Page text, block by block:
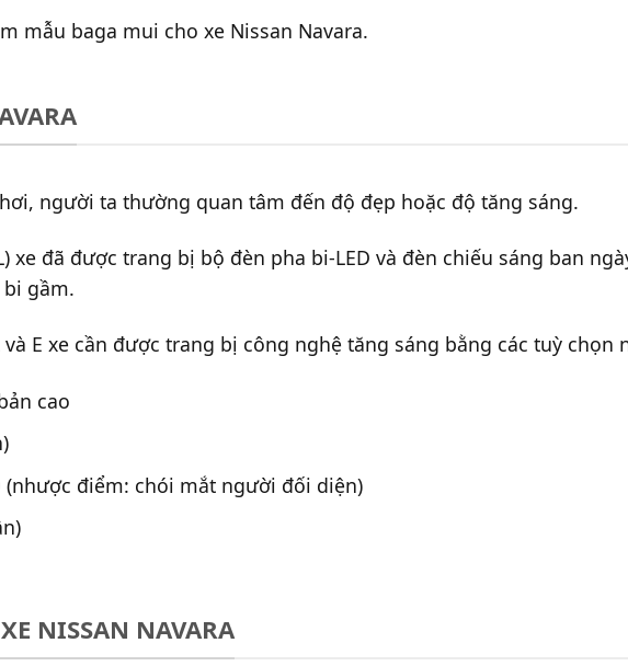
mẫu baga mui cho xe Nissan Navara.
người ta thường quan tâm đến độ đẹp hoặc độ tăng sáng.
xe đã được trang bị bộ đèn pha bi-LED và đèn chiếu sáng ban
gầm.
và E xe cần được trang bị công nghệ tăng sáng bằng các tuỳ chọn
cao
(nhược điểm: chói mắt người đối diện)
NISSAN NAVARA